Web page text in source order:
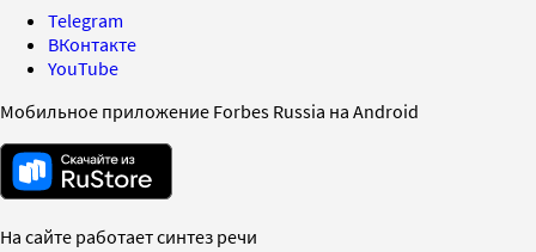
Telegram
ВКонтакте
YouTube
Мобильное приложение Forbes Russia на Android
На сайте работает синтез речи